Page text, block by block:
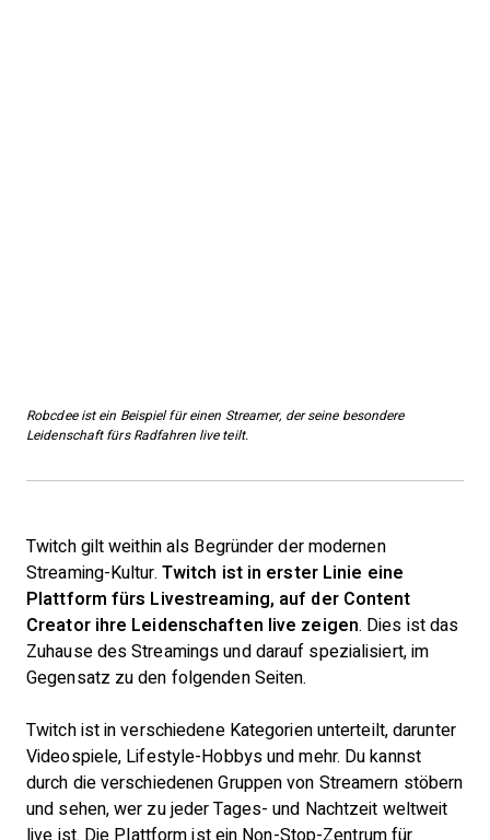
Robcdee ist ein Beispiel für einen Streamer, der seine besondere
Leidenschaft fürs Radfahren live teilt.
Twitch gilt weithin als Begründer der modernen
Streaming-Kultur. Twitch ist in erster Linie eine
Plattform fürs Livestreaming, auf der Content
Creator ihre Leidenschaften live zeigen. Dies ist das
Zuhause des Streamings und darauf spezialisiert, im
Gegensatz zu den folgenden Seiten.
Twitch ist in verschiedene Kategorien unterteilt, darunter
Videospiele, Lifestyle-Hobbys und mehr. Du kannst
durch die verschiedenen Gruppen von Streamern stöbern
und sehen, wer zu jeder Tages- und Nachtzeit weltweit
live ist. Die Plattform ist ein Non-Stop-Zentrum für